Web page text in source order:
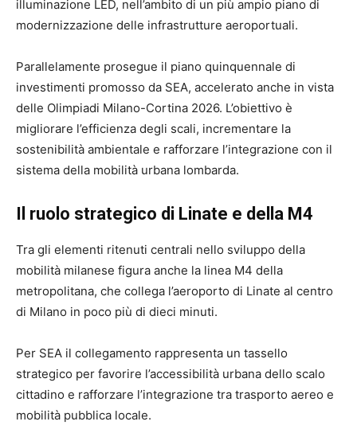
illuminazione LED, nell’ambito di un più ampio piano di
modernizzazione delle infrastrutture aeroportuali.
Parallelamente prosegue il piano quinquennale di
investimenti promosso da SEA, accelerato anche in vista
delle Olimpiadi Milano-Cortina 2026. L’obiettivo è
migliorare l’efficienza degli scali, incrementare la
sostenibilità ambientale e rafforzare l’integrazione con il
sistema della mobilità urbana lombarda.
Il ruolo strategico di Linate e della M4
Tra gli elementi ritenuti centrali nello sviluppo della
mobilità milanese figura anche la linea M4 della
metropolitana, che collega l’aeroporto di Linate al centro
di Milano in poco più di dieci minuti.
Per SEA il collegamento rappresenta un tassello
strategico per favorire l’accessibilità urbana dello scalo
cittadino e rafforzare l’integrazione tra trasporto aereo e
mobilità pubblica locale.